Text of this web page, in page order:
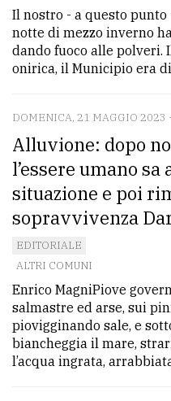
Il nostro - a questo
notte di mezzo inverno
dando fuoco alle polveri.
onirica, il Municipio era
DOMENICA, 21 MAGGIO 2023
Alluvione: dopo
l’essere umano
situazione e poi
sopravvivenza
EDITORIALE
ALTRI COMUNI
Enrico MagniPiove
salmastre ed arse, sui
piovigginando sale, e
biancheggia il mare,
l’acqua ingrata,